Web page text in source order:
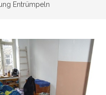
Entrümpeln